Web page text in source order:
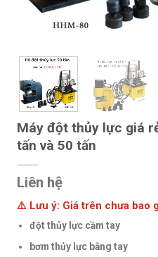
Máy đột thủy lực giá
tấn và 50 tấn
Liên hệ
⚠️ Lưu ý: Giá trên chưa bao
đột thủy lực cầm tay
bơm thủy lực bằng tay